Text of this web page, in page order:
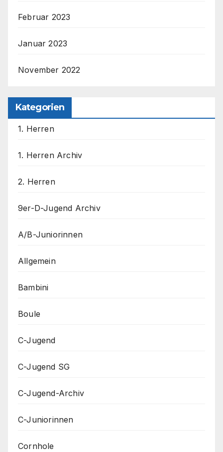
Februar 2023
Januar 2023
November 2022
Kategorien
1. Herren
1. Herren Archiv
2. Herren
9er-D-Jugend Archiv
A/B-Juniorinnen
Allgemein
Bambini
Boule
C-Jugend
C-Jugend SG
C-Jugend-Archiv
C-Juniorinnen
Cornhole